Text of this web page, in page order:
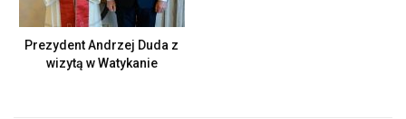
Prezydent Andrzej Duda z
wizytą w Watykanie